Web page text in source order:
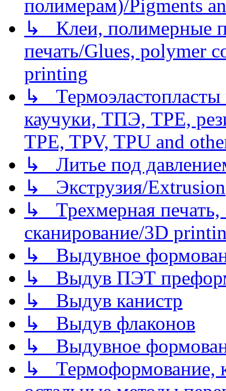
полимерам)/Pigments
↳ Клеи, полимерные
печать/Glues, polymer
printing
↳
каучуки, ТПЭ, TPE,
TPE, TPV, TPU and
↳ Литье под
↳ Экструзия/Extrusion
↳ Трехмерная
сканирование/3D
↳ Выдувное
↳ Выдув ПЭТ
↳ Выдув канистр
↳ Выдув флаконов
↳ Выдувное
↳ Термоформование,